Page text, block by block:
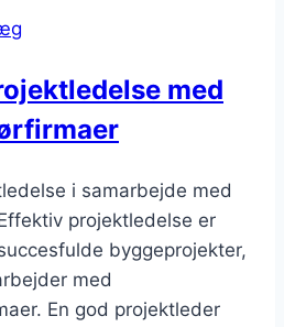
med
i samarbejde med
projektledelse er
byggeprojekter,
med
En god projektleder